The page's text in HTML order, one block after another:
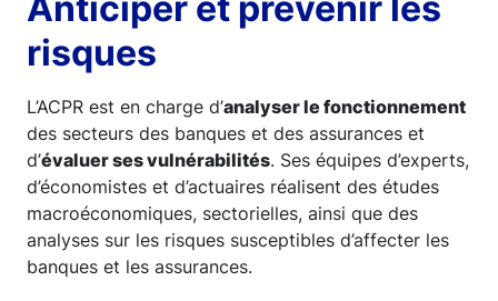
risques
L’ACPR est en charge d’analyser le fonctionnement
des secteurs des banques et des assurances et
d’évaluer ses vulnérabilités. Ses équipes d’experts,
d’économistes et d’actuaires réalisent des études
macroéconomiques, sectorielles, ainsi que des
analyses sur les risques susceptibles d’affecter les
banques et les assurances.